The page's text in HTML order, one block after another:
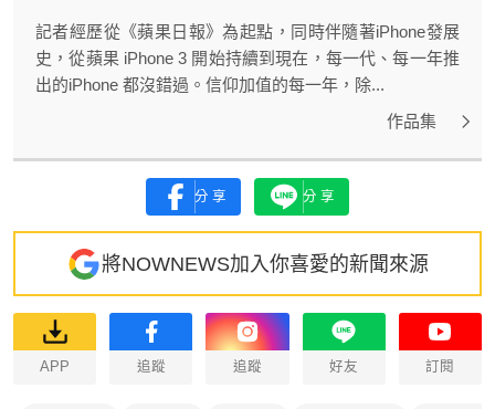
記者經歷從《蘋果日報》為起點，同時伴隨著iPhone發展
史，從蘋果 iPhone 3 開始持續到現在，每一代、每一年推
出的iPhone 都沒錯過。信仰加值的每一年，除...
作品集
分享 分享
將NOWNEWS加入你喜愛的新聞來源
APP 追蹤 追蹤 好友 訂閱